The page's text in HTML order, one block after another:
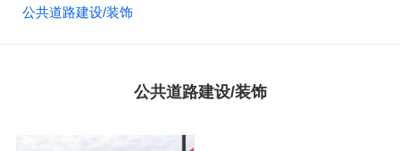
公共道路建设/装饰
公共道路建设/装饰